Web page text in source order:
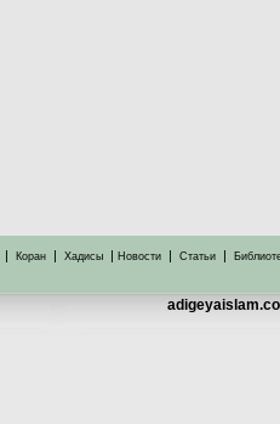
| Коран | Хадисы | Новости | Статьи |